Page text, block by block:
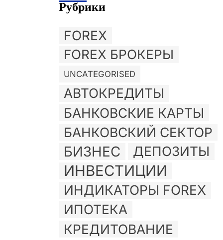
Рубрики
FOREX
FOREX БРОКЕРЫ
UNCATEGORISED
АВТОКРЕДИТЫ
БАНКОВСКИЕ КАРТЫ
БАНКОВСКИЙ СЕКТОР
БИЗНЕС ДЕПОЗИТЫ
ИНВЕСТИЦИИ
ИНДИКАТОРЫ FOREX
ИПОТЕКА
КРЕДИТОВАНИЕ